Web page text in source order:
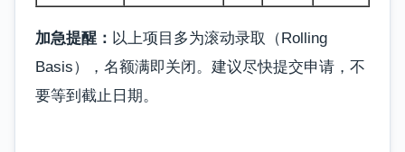
加急提醒： 以上项目多为滚动录取（Rolling
Basis），名额满即关闭。建议尽快提交申请，不
要等到截止日期。